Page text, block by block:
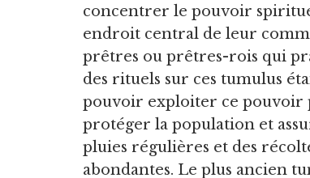
concentrer le pouvoir
endroit central de leur
prêtres ou prêtres-rois qui
des rituels sur ces tumulus
pouvoir exploiter ce pouvoir
protéger la population et
pluies régulières et des
abondantes. Le plus ancien